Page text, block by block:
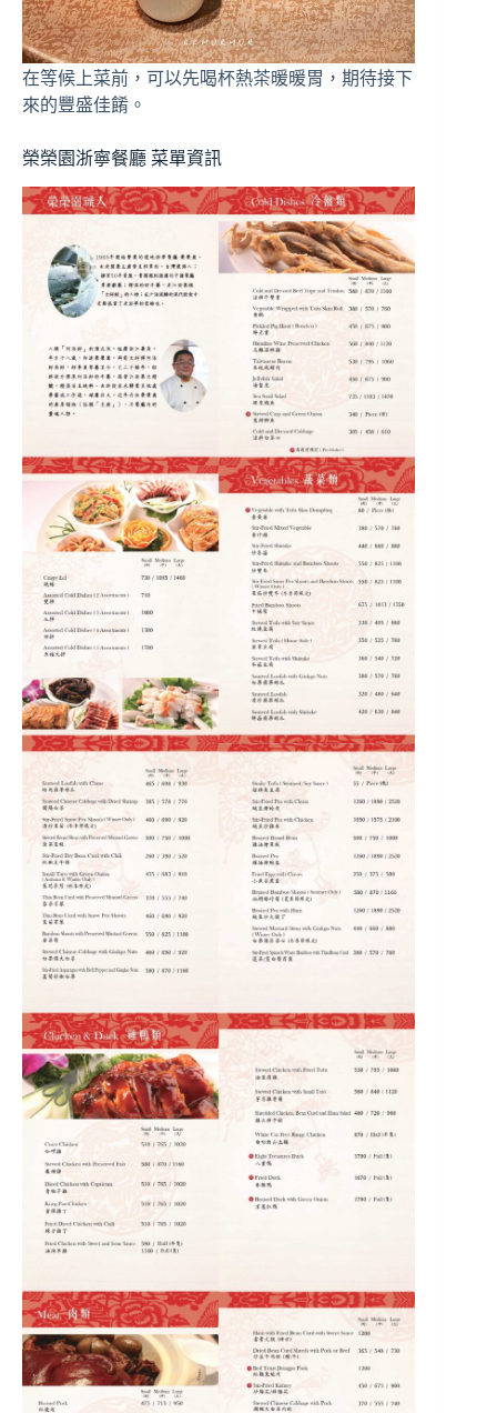
在等候上菜前，可以先喝杯熱茶暖暖胃，期待接下
來的豐盛佳餚。
榮榮園浙寧餐廳 菜單資訊